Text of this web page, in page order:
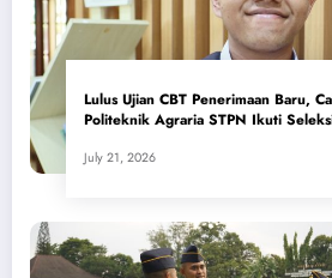
Lulus Ujian CBT Penerimaan Baru,
Politeknik Agraria STPN Ikuti
July 21, 2026